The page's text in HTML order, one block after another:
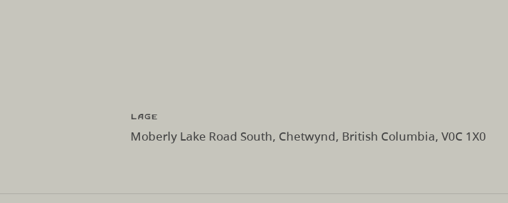
Lage
Moberly Lake Road South, Chetwynd, British Columbia, V0C 1X0